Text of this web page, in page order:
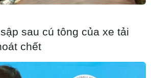
cách tiếp cận mới cho
sức khỏe của người Việt
sau cú tông của xe tải
chết